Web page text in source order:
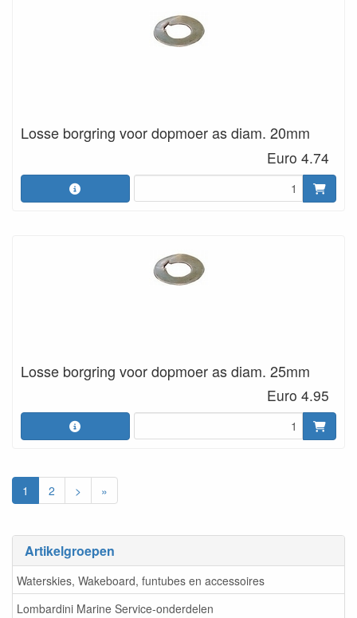
Artikelgroepen
Waterskies, Wakeboard, funtubes en accessoires
Lombardini Marine Service-onderdelen
Losse borgring voor dopmoer as diam. 20mm
Euro 4.74
Losse borgring voor dopmoer as diam. 25mm
Euro 4.95
1 2 > »